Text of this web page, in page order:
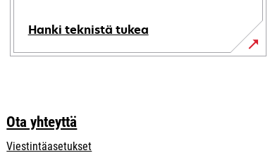
Hanki teknistä tukea
opens
tab
Ota yhteyttä
Viestintäasetukset